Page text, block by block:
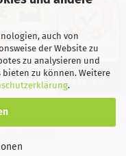
auch von
der Website zu
zu analysieren und
zu können. Weitere
.
SEHR GUT